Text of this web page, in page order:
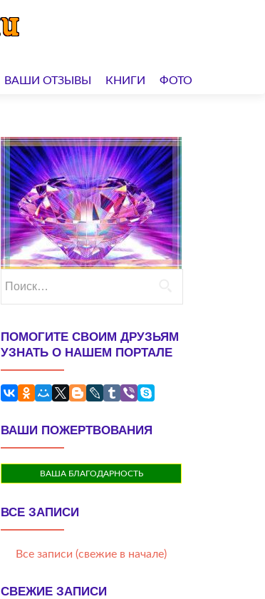
ВАШИ ОТЗЫВЫ КНИГИ ФОТО
ПОМОГИТЕ СВОИМ ДРУЗЬЯМ
УЗНАТЬ О НАШЕМ ПОРТАЛЕ
ВАШИ ПОЖЕРТВОВАНИЯ
ВАША БЛАГОДАРНОСТЬ
ВСЕ ЗАПИСИ
Все записи (свежие в начале)
СВЕЖИЕ ЗАПИСИ